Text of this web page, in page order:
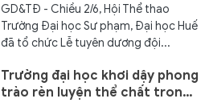
GD&TĐ - Chiều 2/6, Hội Thể thao
Trường Đại học Sư phạm, Đại học Huế
đã tổ chức Lễ tuyên dương đội...
Trường đại học khơi dậy phong
trào rèn luyện thể chất trong